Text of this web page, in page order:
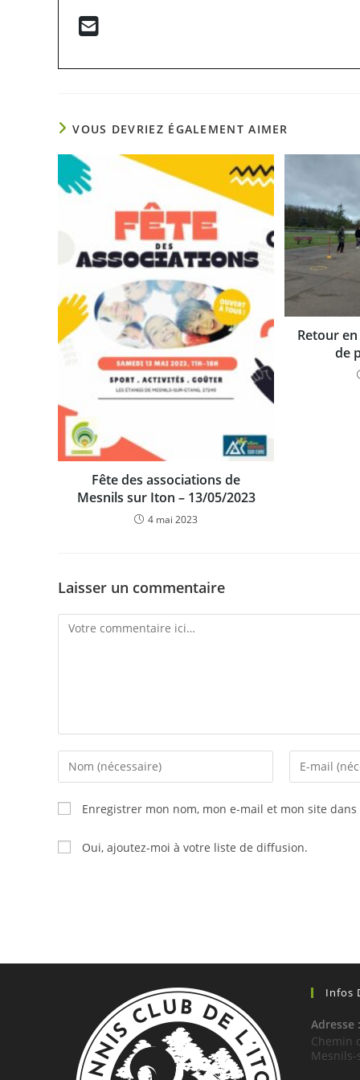
VOUS DEVRIEZ ÉGALEMENT AIMER
Fête des associations de
Mesnils sur Iton – 13/05/2023
4 mai 2023
Retour
de
Laisser un commentaire
Comment
Enter
your
name
or
username
Enter
your
to
Enregistrer mon nom, mon e-mail et mon site
Oui, ajoutez-moi à votre liste de diffusion.
Infos
Adresse :
Chemin